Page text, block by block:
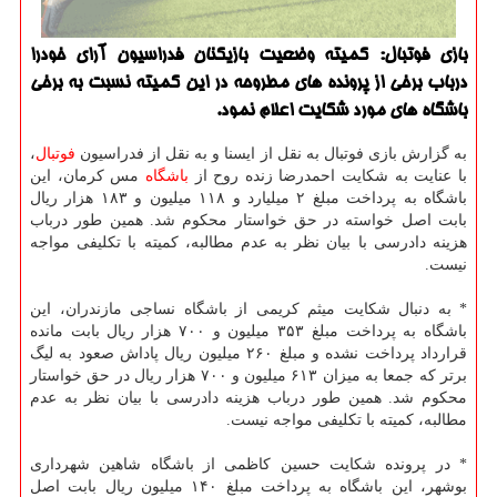
بازی فوتبال: كمیته وضعیت بازیكنان فدراسیون آرای خودرا
درباب برخی از پرونده های مطروحه در این كمیته نسبت به برخی
باشگاه های مورد شكایت اعلام نمود.
به گزارش بازی فوتبال به نقل از ایسنا و به نقل از فدراسیون فوتبال،
با عنایت به شكایت احمدرضا زنده روح از باشگاه مس كرمان، این
باشگاه به پرداخت مبلغ ۲ میلیارد و ۱۱۸ میلیون و ۱۸۳ هزار ریال
بابت اصل خواسته در حق خواستار محكوم شد. همین طور درباب
هزینه دادرسی با بیان نظر به عدم مطالبه، كمیته با تكلیفی مواجه
نیست.
* به دنبال شكایت میثم كریمی از باشگاه نساجی مازندران، این
باشگاه به پرداخت مبلغ ۳۵۳ میلیون و ۷۰۰ هزار ریال بابت مانده
قرارداد پرداخت نشده و مبلغ ۲۶۰ میلیون ریال پاداش صعود به لیگ
برتر كه جمعا به میزان ۶۱۳ میلیون و ۷۰۰ هزار ریال در حق خواستار
محكوم شد. همین طور درباب هزینه دادرسی با بیان نظر به عدم
مطالبه، كمیته با تكلیفی مواجه نیست.
* در پرونده شكایت حسین كاظمی از باشگاه شاهین شهرداری
بوشهر، این باشگاه به پرداخت مبلغ ۱۴۰ میلیون ریال بابت اصل